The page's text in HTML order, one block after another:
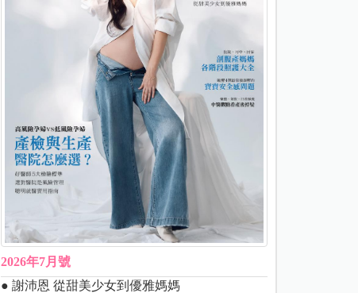
2026年7月號
● 謝沛恩 從甜美少女到優雅媽媽